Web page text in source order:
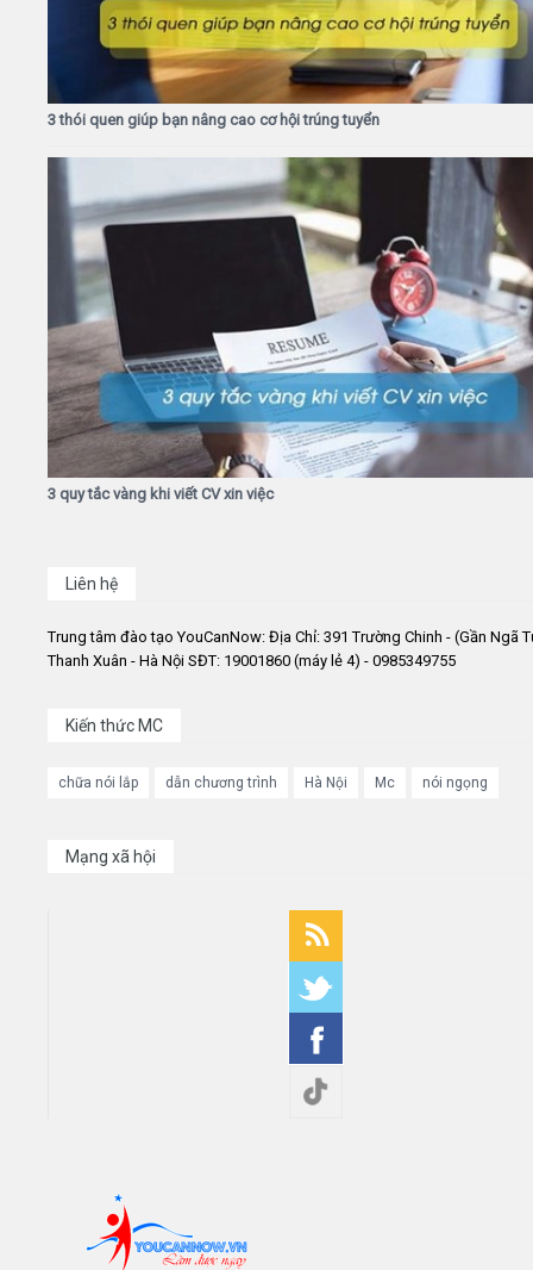
3 thói quen giúp bạn nâng cao cơ hội trúng tuyển
3 quy tắc vàng khi viết CV xin việc
Liên hệ
Trung tâm đào tạo YouCanNow: Địa Chỉ: 391 Trường Chinh - (Gần Ngã
Thanh Xuân - Hà Nội SĐT: 19001860 (máy lẻ 4) - 0985349755
Kiến thức MC
chữa nói lắp dẫn chương trình Hà Nội Mc nói ngọng
Mạng xã hội